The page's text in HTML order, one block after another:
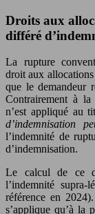
Droits aux
différé
La rupture
droit aux
que le demandeur
Contrairement à la
n’est appliqué au
d’indemnisation
l’indemnité de
d’indemnisation.
Le calcul de ce
l’indemnité
référence en
s’applique qu’à la